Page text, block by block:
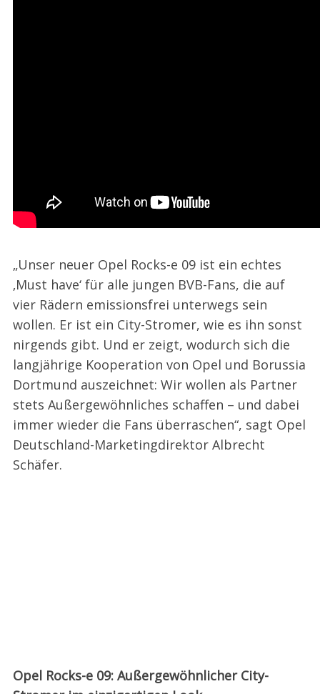
„Unser neuer Opel Rocks-e 09 ist ein echtes
‚Must have‘ für alle jungen BVB-Fans, die auf
vier Rädern emissionsfrei unterwegs sein
wollen. Er ist ein City-Stromer, wie es ihn sonst
nirgends gibt. Und er zeigt, wodurch sich die
langjährige Kooperation von Opel und Borussia
Dortmund auszeichnet: Wir wollen als Partner
stets Außergewöhnliches schaffen – und dabei
immer wieder die Fans überraschen“, sagt Opel
Deutschland-Marketingdirektor Albrecht
Schäfer.
Opel Rocks-e 09: Außergewöhnlicher City-